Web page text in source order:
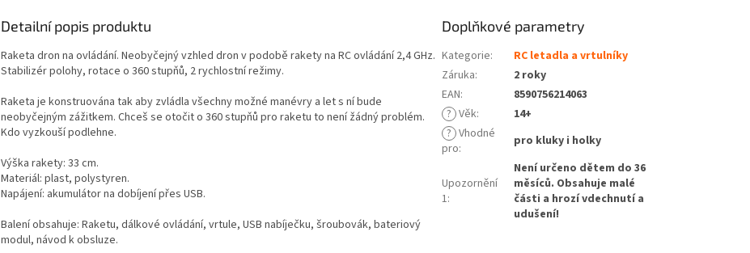
Detailní popis produktu
Raketa dron na ovládání. Neobyčejný vzhled dron v podobě rakety na RC ovládání 2,4 GHz.
Stabilizér polohy, rotace o 360 stupňů, 2 rychlostní režimy.
Raketa je konstruována tak aby zvládla všechny možné manévry a let s ní bude
neobyčejným zážitkem. Chceš se otočit o 360 stupňů pro raketu to není žádný problém.
Kdo vyzkouší podlehne.
Výška rakety: 33 cm.
Materiál: plast, polystyren.
Napájení: akumulátor na dobíjení přes USB.
Balení obsahuje: Raketu, dálkové ovládání, vrtule, USB nabíječku, šroubovák, bateriový
modul, návod k obsluze.
Doplňkové parametry
Kategorie:
RC letadla a vrtulníky
Záruka:
2 roky
EAN:
8590756214063
? Věk:
14+
? Vhodné
pro: pro kluky i holky
Upozornění
1:
Není určeno dětem do 36
měsíců. Obsahuje malé
části a hrozí vdechnutí a
udušení!